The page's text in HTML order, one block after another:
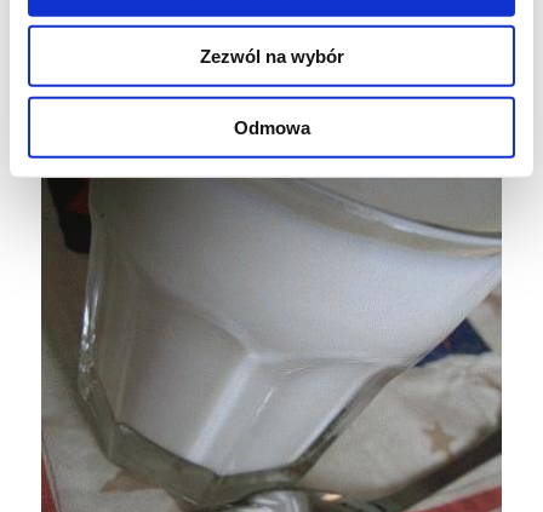
Zezwól na wybór
Odmowa
jogurtu na następną porcję.